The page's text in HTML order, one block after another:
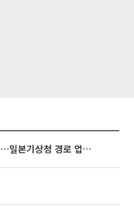
태풍 '돌핀' 오키나와 접근…일본기상청 경로 업데이트